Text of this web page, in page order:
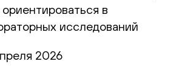
в
исследований
2026